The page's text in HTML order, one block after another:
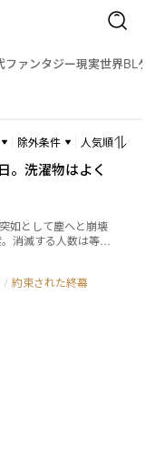
ファンタジー現実世界BL
除外条件 人気順
。洗濯物はよく
如として塵へと崩壊
消滅する人数は等比
在しない。 科学者た
は、あまりに非合理
買ったのだ。 元研
努力も、すべてが静
/ 約束された終幕